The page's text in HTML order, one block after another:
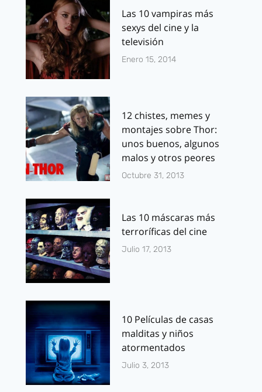
Las 10 vampiras más
sexys del cine y la
televisión
Enero 15, 2014
12 chistes, memes y
montajes sobre Thor:
unos buenos, algunos
malos y otros peores
Octubre 31, 2013
Las 10 máscaras más
terroríficas del cine
Julio 17, 2013
10 Películas de casas
malditas y niños
atormentados
Julio 3, 2013